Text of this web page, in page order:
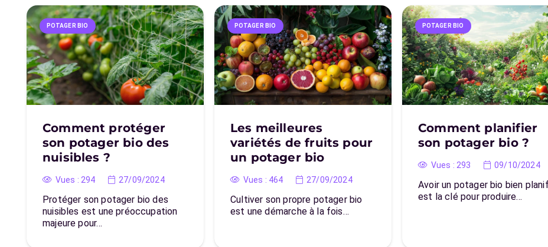
POTAGER BIO
Comment protéger
son potager bio des
nuisibles ?
Vues : 294 27/09/2024
Protéger son potager bio des
nuisibles est une préoccupation
majeure pour…
POTAGER BIO
Les meilleures
variétés de fruits pour
un potager bio
Vues : 464 27/09/2024
Cultiver son propre potager bio
est une démarche à la fois…
POTAGER BIO
Comment planifier
son potager bio ?
Vues : 293 09/10/2024
Avoir un potager bio bien
est la clé pour produire…